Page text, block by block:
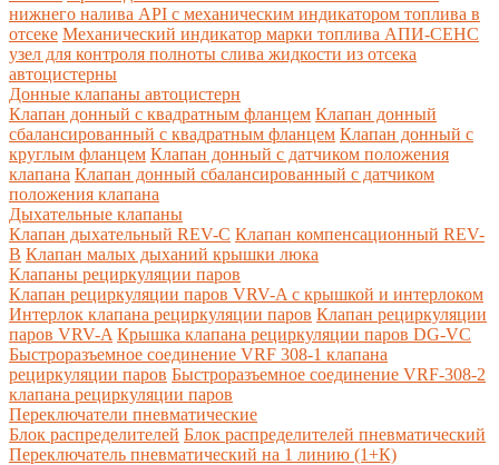
нижнего налива API с механическим индикатором топлива в
отсеке Механический индикатор марки топлива АПИ-СЕНС
узел для контроля полноты слива жидкости из отсека
автоцистерны
Донные клапаны автоцистерн
Клапан донный с квадратным фланцем Клапан донный
сбалансированный с квадратным фланцем Клапан донный с
круглым фланцем Клапан донный с датчиком положения
клапана Клапан донный сбалансированный с датчиком
положения клапана
Дыхательные клапаны
Клапан дыхательный REV-C Клапан компенсационный REV-
B Клапан малых дыханий крышки люка
Клапаны рециркуляции паров
Клапан рециркуляции паров VRV-A с крышкой и интерлоком
Интерлок клапана рециркуляции паров Клапан рециркуляции
паров VRV-A Крышка клапана рециркуляции паров DG-VC
Быстроразъемное соединение VRF 308-1 клапана
рециркуляции паров Быстроразъемное соединение VRF-308-2
клапана рециркуляции паров
Переключатели пневматические
Блок распределителей Блок распределителей пневматический
Переключатель пневматический на 1 линию (1+К)